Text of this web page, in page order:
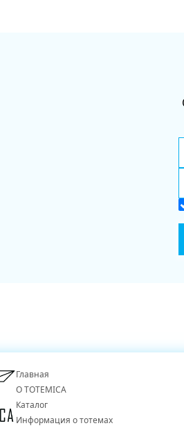
Главная
О TOTEMICA
Каталог
Информация о тотемах